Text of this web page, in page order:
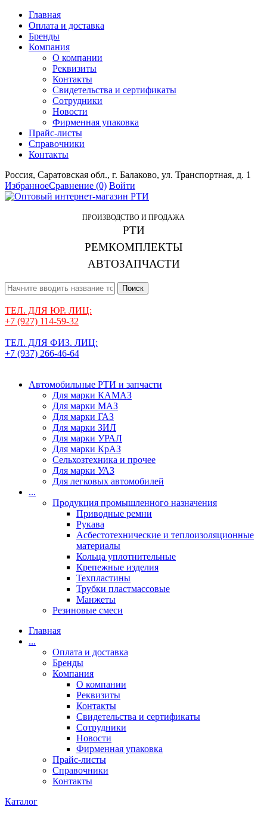
Главная
Оплата и доставка
Бренды
Компания
О компании
Реквизиты
Контакты
Свидетельства и сертификаты
Сотрудники
Новости
Фирменная упаковка
Прайс-листы
Справочники
Контакты
Россия, Саратовская обл., г. Балаково, ул. Транспортная, д. 1
ИзбранноеСравнение (0) Войти
ПРОИЗВОДСТВО И ПРОДАЖА
РТИ
РЕМКОМПЛЕКТЫ
АВТОЗАПЧАСТИ
Поиск
ТЕЛ. ДЛЯ ЮР. ЛИЦ:
+7 (927) 114-59-32
ТЕЛ. ДЛЯ ФИЗ. ЛИЦ:
+7 (937) 266-46-64
Автомобильные РТИ и запчасти
Для марки КАМАЗ
Для марки МАЗ
Для марки ГАЗ
Для марки ЗИЛ
Для марки УРАЛ
Для марки КрАЗ
Сельхозтехника и прочее
Для марки УАЗ
Для легковых автомобилей
...
Продукция промышленного назначения
Приводные ремни
Рукава
Асбестотехнические и теплоизоляционные
материалы
Кольца уплотнительные
Крепежные изделия
Техпластины
Трубки пластмассовые
Манжеты
Резиновые смеси
Главная
...
Оплата и доставка
Бренды
Компания
О компании
Реквизиты
Контакты
Свидетельства и сертификаты
Сотрудники
Новости
Фирменная упаковка
Прайс-листы
Справочники
Контакты
Каталог